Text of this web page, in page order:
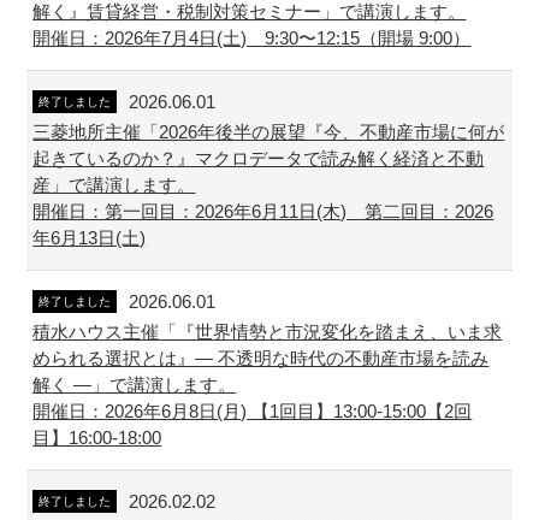
解く』賃貸経営・税制対策セミナー」で講演します。
開催日：2026年7月4日(土) 9:30〜12:15（開場 9:00）
終了しました
2026.06.01
三菱地所主催「2026年後半の展望『今、不動産市場に何が
起きているのか？』マクロデータで読み解く経済と不動
産」で講演します。
開催日：第一回目：2026年6月11日(木) 第二回目：2026
年6月13日(土)
終了しました
2026.06.01
積水ハウス主催「『世界情勢と市況変化を踏まえ、いま求
められる選択とは』― 不透明な時代の不動産市場を読み
解く ―」で講演します。
開催日：2026年6月8日(月) 【1回目】13:00-15:00【2回
目】16:00-18:00
終了しました
2026.02.02